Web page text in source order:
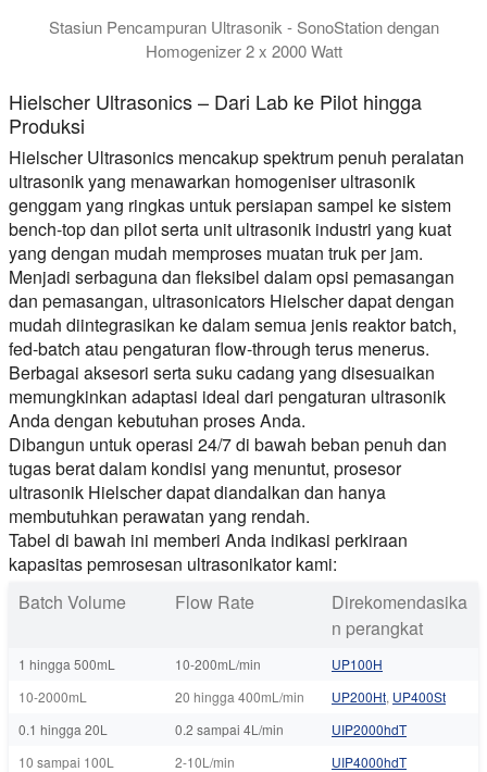
Stasiun Pencampuran Ultrasonik - SonoStation dengan
Homogenizer 2 x 2000 Watt
Hielscher Ultrasonics – Dari Lab ke Pilot hingga
Produksi
Hielscher Ultrasonics mencakup spektrum penuh peralatan
ultrasonik yang menawarkan homogeniser ultrasonik
genggam yang ringkas untuk persiapan sampel ke sistem
bench-top dan pilot serta unit ultrasonik industri yang kuat
yang dengan mudah memproses muatan truk per jam.
Menjadi serbaguna dan fleksibel dalam opsi pemasangan
dan pemasangan, ultrasonicators Hielscher dapat dengan
mudah diintegrasikan ke dalam semua jenis reaktor batch,
fed-batch atau pengaturan flow-through terus menerus.
Berbagai aksesori serta suku cadang yang disesuaikan
memungkinkan adaptasi ideal dari pengaturan ultrasonik
Anda dengan kebutuhan proses Anda.
Dibangun untuk operasi 24/7 di bawah beban penuh dan
tugas berat dalam kondisi yang menuntut, prosesor
ultrasonik Hielscher dapat diandalkan dan hanya
membutuhkan perawatan yang rendah.
Tabel di bawah ini memberi Anda indikasi perkiraan
kapasitas pemrosesan ultrasonikator kami:
Batch Volume
Flow Rate
Direkomendasika
n perangkat
1 hingga 500mL 10-200mL/min
UP100H
10-2000mL
20 hingga 400mL/min UP200Ht, UP400St
0.1 hingga 20L
0.2 sampai 4L/min
UIP2000hdT
10 sampai 100L
2-10L/min
UIP4000hdT